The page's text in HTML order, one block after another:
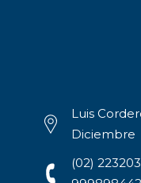
Luis
Diciembre
(02)